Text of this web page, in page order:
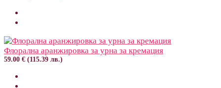
Флорална аранжировка за урна за кремация
59.00 € (115.39 лв.)